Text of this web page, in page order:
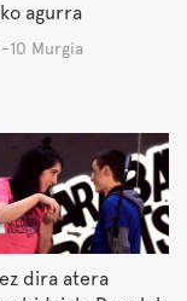
agurra
10 Murgia
dira atera